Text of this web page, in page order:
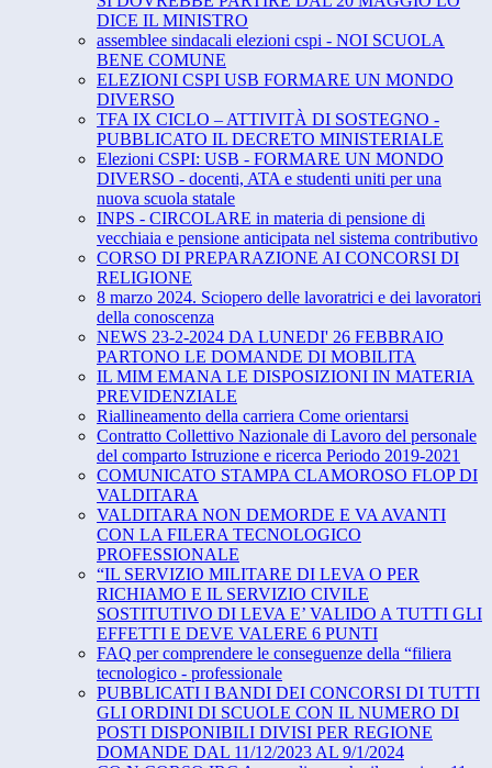
DICE IL MINISTRO
assemblee sindacali elezioni cspi - NOI SCUOLA
BENE COMUNE
ELEZIONI CSPI USB FORMARE UN MONDO
DIVERSO
TFA IX CICLO – ATTIVITÀ DI SOSTEGNO -
PUBBLICATO IL DECRETO MINISTERIALE
Elezioni CSPI: USB - FORMARE UN MONDO
DIVERSO - docenti, ATA e studenti uniti per una
nuova scuola statale
INPS - CIRCOLARE in materia di pensione di
vecchiaia e pensione anticipata nel sistema contributivo
CORSO DI PREPARAZIONE AI CONCORSI DI
RELIGIONE
8 marzo 2024. Sciopero delle lavoratrici e dei lavoratori
della conoscenza
NEWS 23-2-2024 DA LUNEDI' 26 FEBBRAIO
PARTONO LE DOMANDE DI MOBILITA
IL MIM EMANA LE DISPOSIZIONI IN MATERIA
PREVIDENZIALE
Riallineamento della carriera Come orientarsi
Contratto Collettivo Nazionale di Lavoro del personale
del comparto Istruzione e ricerca Periodo 2019-2021
COMUNICATO STAMPA CLAMOROSO FLOP DI
VALDITARA
VALDITARA NON DEMORDE E VA AVANTI
CON LA FILERA TECNOLOGICO
PROFESSIONALE
“IL SERVIZIO MILITARE DI LEVA O PER
RICHIAMO E IL SERVIZIO CIVILE
SOSTITUTIVO DI LEVA E’ VALIDO A TUTTI GLI
EFFETTI E DEVE VALERE 6 PUNTI
FAQ per comprendere le conseguenze della “filiera
tecnologico - professionale
PUBBLICATI I BANDI DEI CONCORSI DI TUTTI
GLI ORDINI DI SCUOLE CON IL NUMERO DI
POSTI DISPONIBILI DIVISI PER REGIONE
DOMANDE DAL 11/12/2023 AL 9/1/2024